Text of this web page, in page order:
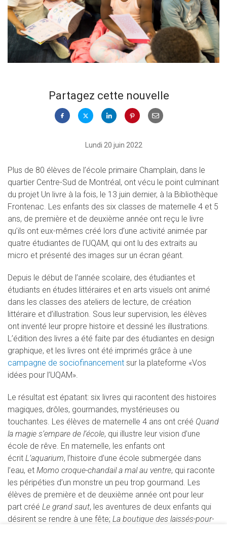
Partagez cette nouvelle
Lundi 20 juin 2022
Plus de 80 élèves de l’école primaire Champlain, dans le
quartier Centre-Sud de Montréal, ont vécu le point culminant
du projet Un livre à la fois, le 13 juin dernier, à la Bibliothèque
Frontenac. Les enfants des six classes de maternelle 4 et 5
ans, de première et de deuxième année ont reçu le livre
qu’ils ont eux-mêmes créé lors d’une activité animée par
quatre étudiantes de l’UQAM, qui ont lu des extraits au
micro et présenté des images sur un écran géant.
Depuis le début de l’année scolaire, des étudiantes et
étudiants en études littéraires et en arts visuels ont animé
dans les classes des ateliers de lecture, de création
littéraire et d’illustration. Sous leur supervision, les élèves
ont inventé leur propre histoire et dessiné les illustrations.
L’édition des livres a été faite par des étudiantes en design
graphique, et les livres ont été imprimés grâce à une
campagne de sociofinancement sur la plateforme «Vos
idées pour l’UQAM».
Le résultat est épatant: six livres qui racontent des histoires
magiques, drôles, gourmandes, mystérieuses ou
touchantes. Les élèves de maternelle 4 ans ont créé Quand
la magie s’empare de l’école, qui illustre leur vision d’une
école de rêve. En maternelle, les enfants ont
écrit L’aquarium, l’histoire d’une école submergée dans
l’eau, et Momo croque-chandail a mal au ventre, qui raconte
les péripéties d’un monstre un peu trop gourmand. Les
élèves de première et de deuxième année ont pour leur
part créé Le grand saut, les aventures de deux enfants qui
désirent se rendre à une fête; La boutique des laissés-pour-